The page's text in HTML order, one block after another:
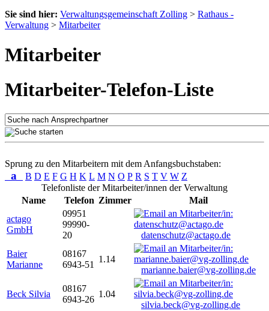
Sie sind hier: Verwaltungsgemeinschaft Zolling > Rathaus -
Verwaltung > Mitarbeiter
Mitarbeiter
Mitarbeiter-Telefon-Liste
Sprung zu den Mitarbeitern mit dem Anfangsbuchstaben:
a B D E F G H K L M N O P R S T V W Z
Telefonliste der Mitarbeiter/innen der Verwaltung
Name
Telefon Zimmer
Mail
actago
GmbH
09951
99990-
20
datenschutz@actago.de
Baier
Marianne
08167
6943-51
1.14
marianne.baier@vg-zolling.de
Beck Silvia
08167
6943-26
1.04
silvia.beck@vg-zolling.de